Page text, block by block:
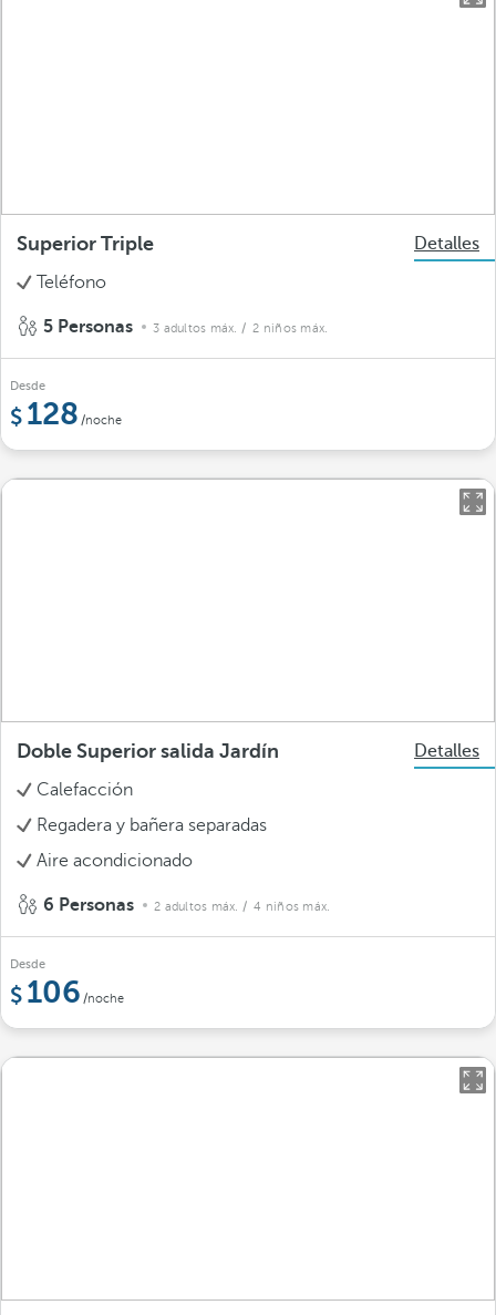
Superior Triple
Detalles
Teléfono
5 Personas 3 adultos máx. / 2 niños máx.
Desde
128 /noche
Doble Superior salida Jardín
Detalles
Calefacción
Regadera y bañera separadas
Aire acondicionado
6 Personas 2 adultos máx. / 4 niños máx.
Desde
106 /noche